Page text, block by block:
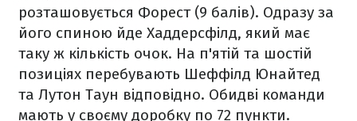
розташовується Форест (9 балів). Одразу за
його спиною йде Хаддерсфілд, який має
таку ж кількість очок. На п'ятій та шостій
позиціях перебувають Шеффілд Юнайтед
та Лутон Таун відповідно. Обидві команди
мають у своєму доробку по 72 пункти.